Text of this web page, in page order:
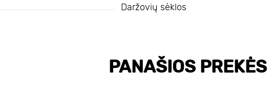
Daržovių sėklos
PANAŠIOS PREKĖS